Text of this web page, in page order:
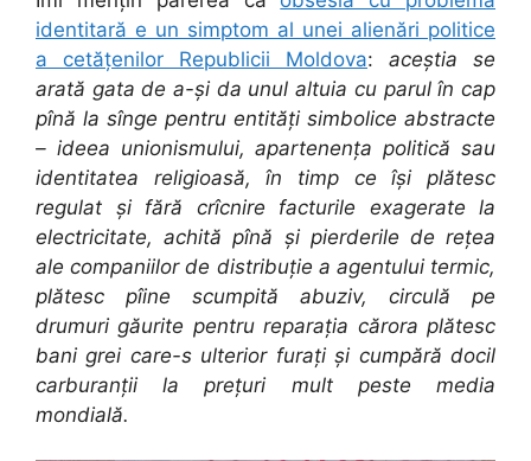
identitară e un simptom al unei alienări politice
a cetățenilor Republicii Moldova: aceștia se
arată gata de a-și da unul altuia cu parul în cap
pînă la sînge pentru entități simbolice abstracte
– ideea unionismului, apartenența politică sau
identitatea religioasă, în timp ce își plătesc
regulat și fără crîcnire facturile exagerate la
electricitate, achită pînă și pierderile de rețea
ale companiilor de distribuție a agentului termic,
plătesc pîine scumpită abuziv, circulă pe
drumuri găurite pentru reparația cărora plătesc
bani grei care-s ulterior furați și cumpără docil
carburanții la prețuri mult peste media
mondială.